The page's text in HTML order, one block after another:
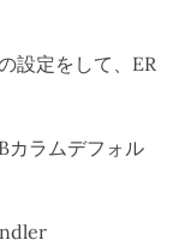
設定をして、ER
ラムデフォル